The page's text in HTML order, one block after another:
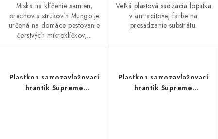
Miska na klíčenie semien,
orechov a strukovín Mungo je
určená na domáce pestovanie
čerstvých mikroklíčkov,...
Veľká plastová sadzacia lopatka
v antracitovej farbe na
presádzanie substrátu.
Plastkon samozavlažovací
hrantík Supreme
Plastkon samozavlažovací
hrantík Supreme